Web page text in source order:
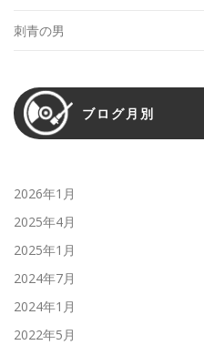
刺青の男
ブログ月別
2026年1月
2025年4月
2025年1月
2024年7月
2024年1月
2022年5月